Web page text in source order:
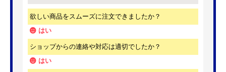
欲しい商品をスムーズに注文できましたか？
はい
ショップからの連絡や対応は適切でしたか？
はい